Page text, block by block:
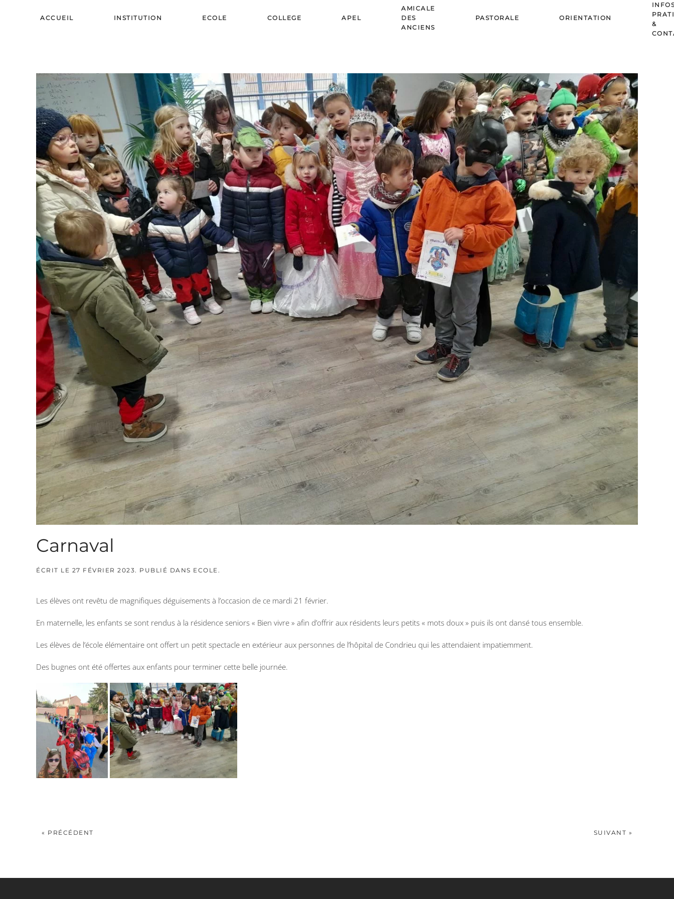
ACCUEIL INSTITUTION ECOLE COLLEGE APEL
AMICALE
DES
ANCIENS
PASTORALE ORIENTATION
&
Carnaval
ÉCRIT LE 27 FÉVRIER 2023. PUBLIÉ DANS ECOLE.
Les élèves ont revêtu de magnifiques déguisements à l’occasion de ce mardi 21 février.
En maternelle, les enfants se sont rendus à la résidence seniors « Bien vivre » afin d’offrir aux résidents leurs petits « mots doux » puis ils ont dansé tous ensemble.
Les élèves de l’école élémentaire ont offert un petit spectacle en extérieur aux personnes de l’hôpital de Condrieu qui les attendaient impatiemment.
Des bugnes ont été offertes aux enfants pour terminer cette belle journée.
« PRÉCÉDENT SUIVANT »